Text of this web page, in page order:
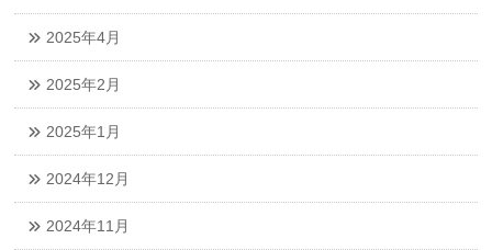
2025年4月
2025年2月
2025年1月
2024年12月
2024年11月